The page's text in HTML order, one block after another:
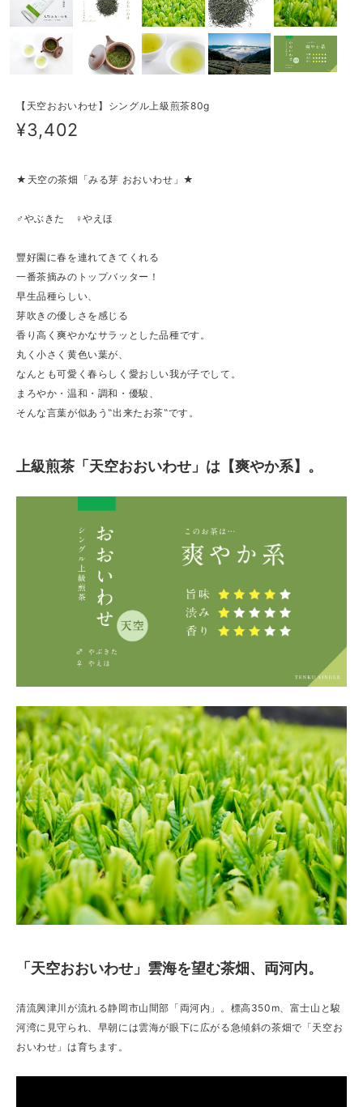
【天空おおいわせ】シングル上級煎茶80g
¥3,402
★天空の茶畑「みる芽 おおいわせ」★
♂やぶきた ♀やえほ
豐好園に春を連れてきてくれる
一番茶摘みのトップバッター！
早生品種らしい、
芽吹きの優しさを感じる
香り高く爽やかなサラッとした品種です。
丸く小さく黄色い葉が、
なんとも可愛く春らしく愛おしい我が子でして。
まろやか・温和・調和・優駿、
そんな言葉が似あう‟出来たお茶‟です。
上級煎茶「天空おおいわせ」は【爽やか系】。
「天空おおいわせ」雲海を望む茶畑、両河内。
清流興津川が流れる静岡市山間部「両河内」。標高350m、富士山と駿
河湾に見守られ、早朝には雲海が眼下に広がる急傾斜の茶畑で「天空お
おいわせ」は育ちます。